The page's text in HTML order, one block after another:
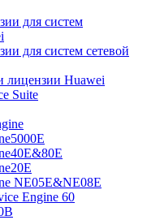
для систем
для систем сетевой
лицензии Huawei
Suite
NE05E&NE08E
Engine 60